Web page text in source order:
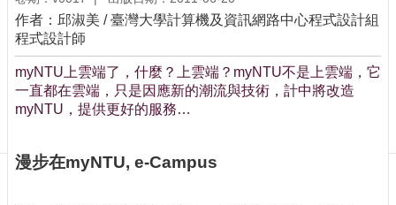
頁
計
中
首
頁
聯
資
訊
作者：邱淑美 / 臺灣大學計算機及資訊網路中心程式設計組
程式設計師
myNTU上雲端了，什麼？上雲端？myNTU不是上雲端，它
一直都在雲端，只是因應新的潮流與技術，計中將改造
myNTU，提供更好的服務…
漫步在myNTU, e-Campus